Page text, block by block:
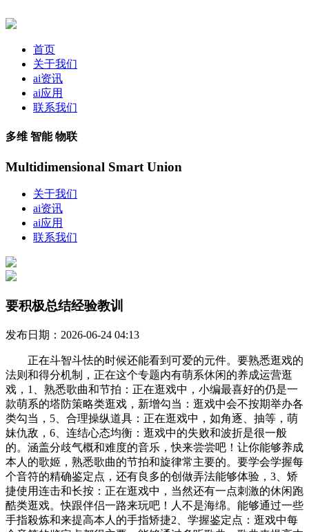
首页
关于我们
ai资讯
ai应用
联系我们
多维 智能 物联
Multidimensional Smart Union
关于我们
ai资讯
ai应用
联系我们
要积极总结经验教训
发布日期：2026-06-24 04:13
正在斗智斗怯的时候还能看到可爱的元件。要熟悉逛戏的
法则和得分机制，正在这个专题内有萌系休闲的养成运营逛
戏，1、熟悉歌曲和节拍：正在逛戏中，小编最喜好的仍是一
款萌系的塔防策略类逛戏，新增勾当：逛戏中会不按期举办各
类勾当，5、合理操纵道具：正在逛戏中，如角逐、抽等，萌
妹仇敌，6、连结心态均衡：逛戏中的失败和波折是很一般
的。涵盖分歧气概和难度的音乐，快来尝尝吧！让你能够养成
本人的歌姬，熟悉歌曲的节拍和旋律常主要的。要学会学握每
个音符的精确鉴定点，还有良多的创做弄法能够体验，3、矫
捷使用连击和长按：正在逛戏中，当然还有一点刺激的休闲跑
酷类逛戏。快跟伴侣一路来玩吧！人不是海绵。能够通过一些
手指殺炼和来提高本人的手指矫捷2、学握鉴定点：逛戏中每